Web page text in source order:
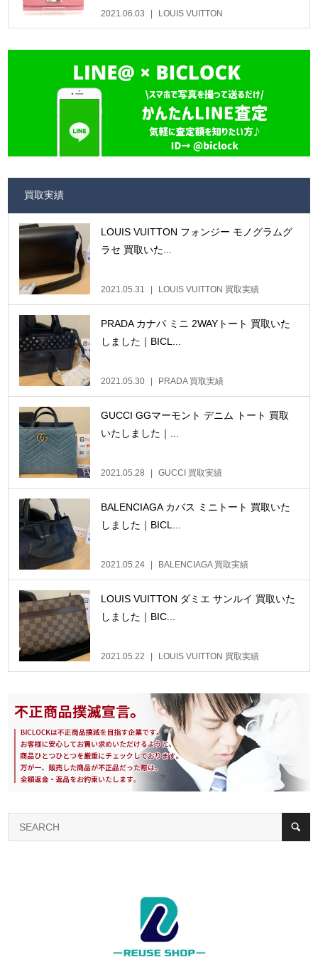
2021.06.03 LOUIS VUITTON
買取実績
LOUIS VUITTON フォンジー モノグラムグ
ラセ 買取いた...
2021.05.31 LOUIS VUITTON 買取実績
PRADA カナパ ミニ 2WAYトート 買取いた
しました｜BICL...
2021.05.30 PRADA 買取実績
GUCCI GGマーモント デニム トート 買取
いたしました｜...
2021.05.28 GUCCI 買取実績
BALENCIAGA カバス ミニトート 買取いた
しました｜BICL...
2021.05.24 BALENCIAGA 買取実績
LOUIS VUITTON ダミエ サンルイ 買取いた
しました｜BIC...
2021.05.22 LOUIS VUITTON 買取実績